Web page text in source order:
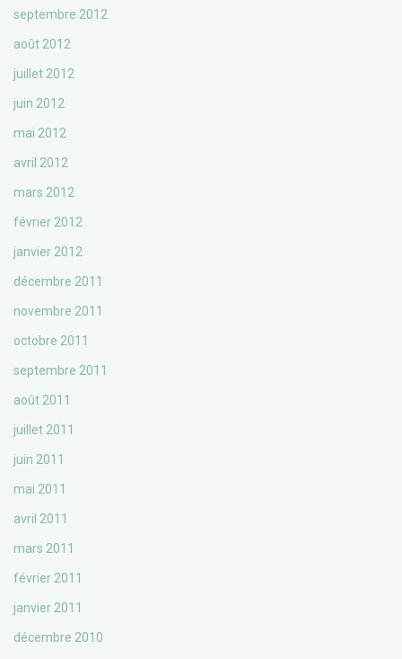
septembre 2012
août 2012
juillet 2012
juin 2012
mai 2012
avril 2012
mars 2012
février 2012
janvier 2012
décembre 2011
novembre 2011
octobre 2011
septembre 2011
août 2011
juillet 2011
juin 2011
mai 2011
avril 2011
mars 2011
février 2011
janvier 2011
décembre 2010